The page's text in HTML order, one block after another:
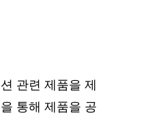
관련 제품을 제
통해 제품을 공